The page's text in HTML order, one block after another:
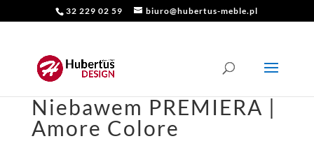
32 229 02 59 biuro@hubertus-meble.pl
Niebawem PREMIERA |
Amore Colore